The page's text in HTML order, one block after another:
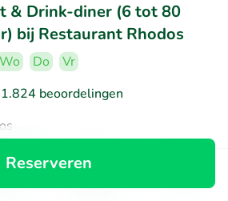
Reserveren
& Drink-diner (6 tot 80
bij Restaurant Rhodos
Wo Do
Vr
beoordelingen
€45